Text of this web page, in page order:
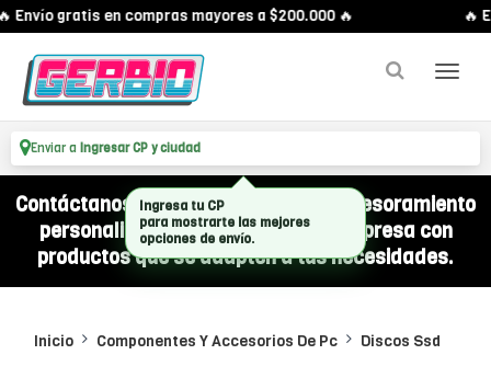
Envío gratis en compras mayores a $200.000 🔥 🔥
Enviar a Ingresar CP y ciudad
Contáctanos por WhatsApp y recibí asesoramiento
personalizado para equipar a tu empresa con
productos que se adapten a tus necesidades.
Inicio Componentes Y Accesorios De Pc Discos Ssd